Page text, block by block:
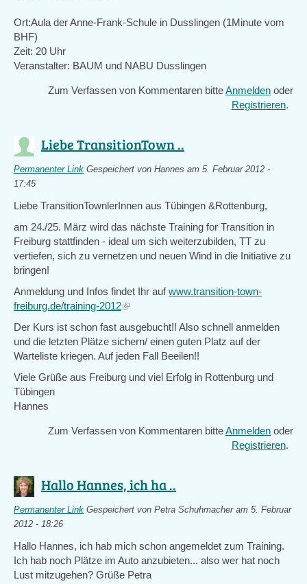
Ort:Aula der Anne-Frank-Schule in Dusslingen (1Minute vom
BHF)
Zeit: 20 Uhr
Veranstalter: BAUM und NABU Dusslingen
Zum Verfassen von Kommentaren bitteAnmelden oder
Registrieren.
Liebe TransitionTown ..
Permanenter Link Gespeichert von Hannes am 5. Februar 2012 -
17:45
Liebe TransitionTownlerInnen aus Tübingen &Rottenburg,
am 24./25. März wird das nächste Training for Transition in
Freiburg stattfinden - ideal um sich weiterzubilden, TT zu
vertiefen, sich zu vernetzen und neuen Wind in die Initiative zu
bringen!
Anmeldung und Infos findet Ihr aufwww.transition-town-
freiburg.de/training-2012(link
external)
Der Kurs ist schon fast ausgebucht!! Also schnell anmelden
und die letzten Plätze sichern/ einen guten Platz auf der
Warteliste kriegen. Auf jeden Fall Beeilen!!
Viele Grüße aus Freiburg und viel Erfolg in Rottenburg und
Tübingen
Hannes
Zum Verfassen von Kommentaren bitteAnmelden oder
Registrieren.
Hallo Hannes, ich ha ..
Permanenter Link Gespeichert von Petra Schuhmacheram 5. Februar
2012 - 18:26
Hallo Hannes, ich hab mich schon angemeldet zum Training.
Ich hab noch Plätze im Auto anzubieten... also wer hat noch
Lust mitzugehen? Grüße Petra